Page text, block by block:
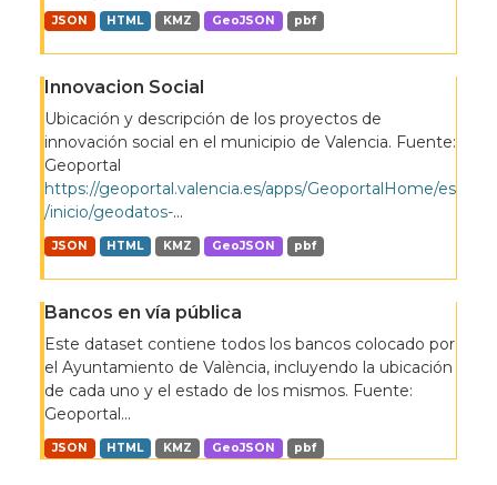
JSON HTML KMZ GeoJSON pbf
Innovacion Social
Ubicación y descripción de los proyectos de
innovación social en el municipio de Valencia. Fuente:
Geoportal
https://geoportal.valencia.es/apps/GeoportalHome/es
/inicio/geodatos-...
JSON HTML KMZ GeoJSON pbf
Bancos en vía pública
Este dataset contiene todos los bancos colocado por
el Ayuntamiento de València, incluyendo la ubicación
de cada uno y el estado de los mismos. Fuente:
Geoportal...
JSON HTML KMZ GeoJSON pbf